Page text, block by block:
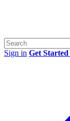
Sign in Get Started